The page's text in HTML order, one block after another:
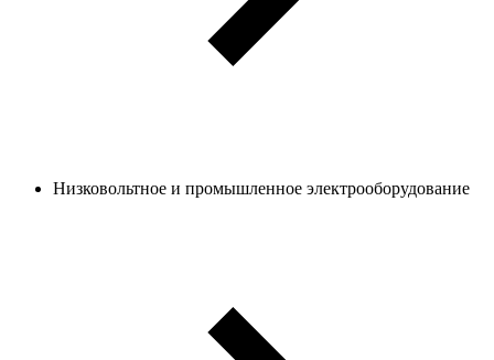
Низковольтное и промышленное электрооборудование